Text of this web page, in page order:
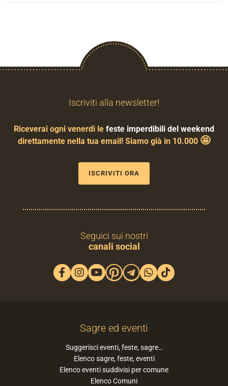
Iscriviti alla newsletter!
Riceverai ogni venerdì le feste imperdibili del weekend
direttamente nella tua email! Siamo già in 10.000 🤩
ISCRIVITI ORA
Seguici sui nostri
canali social
Sagre ed eventi
Suggerisci eventi, feste, sagre…
Elenco sagre, feste, eventi
Elenco eventi suddivisi per comune
Elenco Comuni